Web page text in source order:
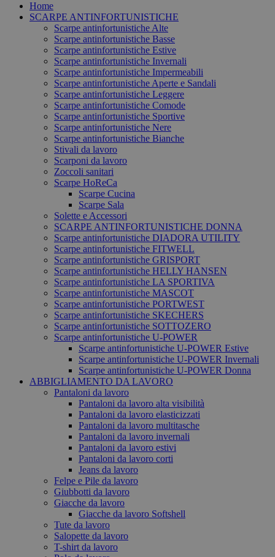
Home
SCARPE ANTINFORTUNISTICHE
Scarpe antinfortunistiche Alte
Scarpe antinfortunistiche Basse
Scarpe antinfortunistiche Estive
Scarpe antinfortunistiche Invernali
Scarpe antinfortunistiche Impermeabili
Scarpe antinfortunistiche Aperte e Sandali
Scarpe antinfortunistiche Leggere
Scarpe antinfortunistiche Comode
Scarpe antinfortunistiche Sportive
Scarpe antinfortunistiche Nere
Scarpe antinfortunistiche Bianche
Stivali da lavoro
Scarponi da lavoro
Zoccoli sanitari
Scarpe HoReCa
Scarpe Cucina
Scarpe Sala
Solette e Accessori
SCARPE ANTINFORTUNISTICHE DONNA
Scarpe antinfortunistiche DIADORA UTILITY
Scarpe antinfortunistiche FITWELL
Scarpe antinfortunistiche GRISPORT
Scarpe antinfortunistiche HELLY HANSEN
Scarpe antinfortunistiche LA SPORTIVA
Scarpe antinfortunistiche MASCOT
Scarpe antinfortunistiche PORTWEST
Scarpe antinfortunistiche SKECHERS
Scarpe antinfortunistiche SOTTOZERO
Scarpe antinfortunistiche U-POWER
Scarpe antinfortunistiche U-POWER Estive
Scarpe antinfortunistiche U-POWER Invernali
Scarpe antinfortunistiche U-POWER Donna
ABBIGLIAMENTO DA LAVORO
Pantaloni da lavoro
Pantaloni da lavoro alta visibilità
Pantaloni da lavoro elasticizzati
Pantaloni da lavoro multitasche
Pantaloni da lavoro invernali
Pantaloni da lavoro estivi
Pantaloni da lavoro corti
Jeans da lavoro
Felpe e Pile da lavoro
Giubbotti da lavoro
Giacche da lavoro
Giacche da lavoro Softshell
Tute da lavoro
Salopette da lavoro
T-shirt da lavoro